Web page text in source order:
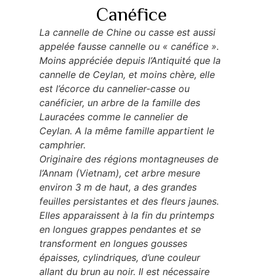
Canéfice
La cannelle de Chine ou casse est aussi
appelée fausse cannelle ou « canéfice ».
Moins appréciée depuis l’Antiquité que la
cannelle de Ceylan, et moins chère, elle
est l’écorce du cannelier-casse ou
canéficier, un arbre de la famille des
Lauracées comme le cannelier de
Ceylan. A la même famille appartient le
camphrier.
Originaire des régions montagneuses de
l’Annam (Vietnam), cet arbre mesure
environ 3 m de haut, a des grandes
feuilles persistantes et des fleurs jaunes.
Elles apparaissent à la fin du printemps
en longues grappes pendantes et se
transforment en longues gousses
épaisses, cylindriques, d’une couleur
allant du brun au noir. Il est nécessaire